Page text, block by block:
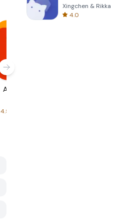
AliExpress
4.5
Xingchen & Rikka
4.0